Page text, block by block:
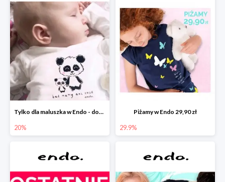
Tylko dla maluszka w Endo - dodatkowe -20%
20%
Piżamy w Endo 29,90 zł
29.9%